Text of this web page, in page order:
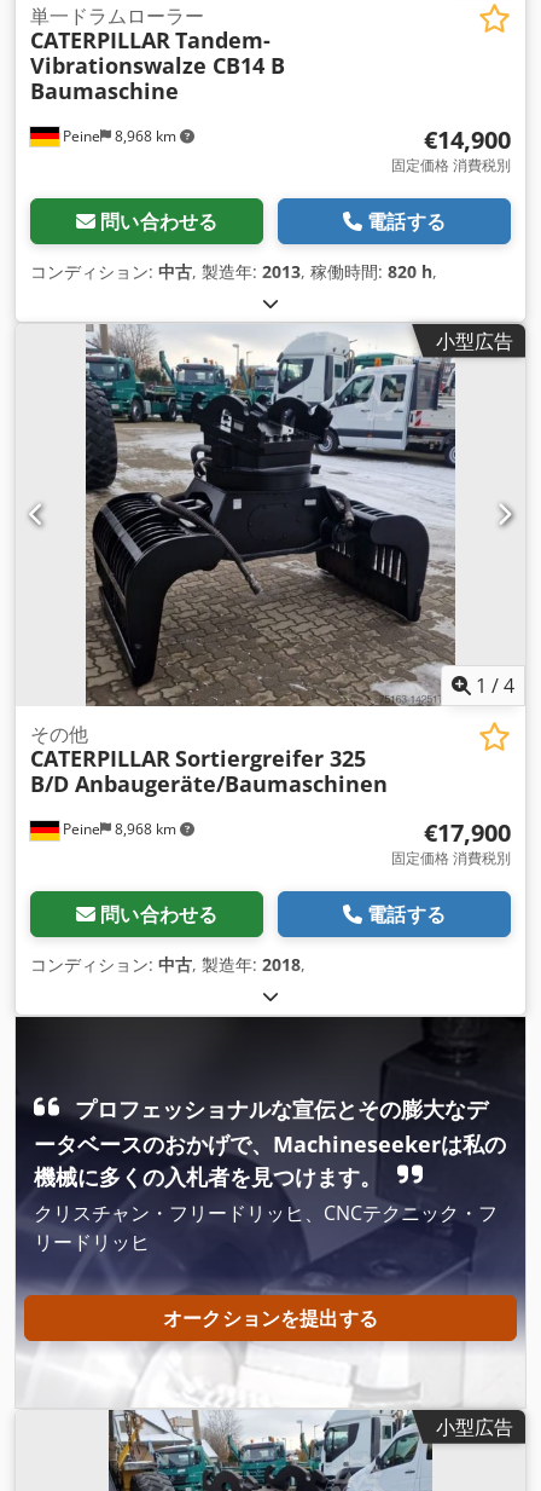
Peine 8,968 km
単一ドラムローラー
CATERPILLAR Tandem-
Vibrationswalze CB14 B
Baumaschine
€14,900
固定価格 消費税別
問い合わせる 電話する
コンディション: 中古, 製造年: 2013, 稼働時間: 820 h,
小型広告
1 /4
Peine 8,968 km
その他
CATERPILLARSortiergreifer 325
B/D Anbaugeräte/Baumaschinen
€17,900
固定価格 消費税別
問い合わせる 電話する
コンディション: 中古, 製造年: 2018,
プロフェッショナルな宣伝とその膨大なデ
ータベースのおかげで、Machineseekerは私の
機械に多くの入札者を見つけます。
クリスチャン・フリードリッヒ、CNCテクニック・フ
リードリッヒ
オークションを提出する
小型広告